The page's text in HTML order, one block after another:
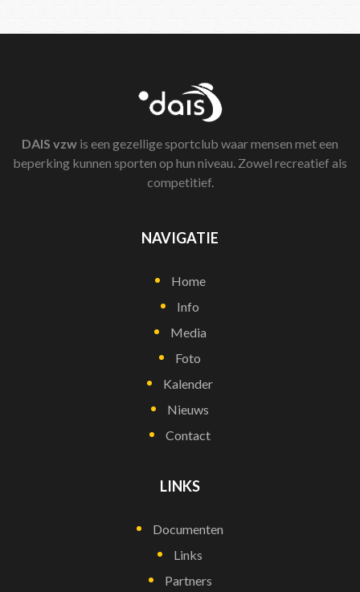
DAIS vzw is een gezellige sportclub waar mensen met een
beperking kunnen sporten op hun niveau. Zowel recreatief als
competitief.
NAVIGATIE
Home
Info
Media
Foto
Kalender
Nieuws
Contact
LINKS
Documenten
Links
Partners